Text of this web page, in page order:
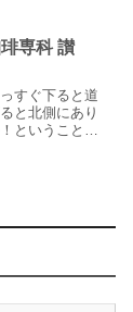
専科 讃
すぐ下ると道
と北側にあり
ということ